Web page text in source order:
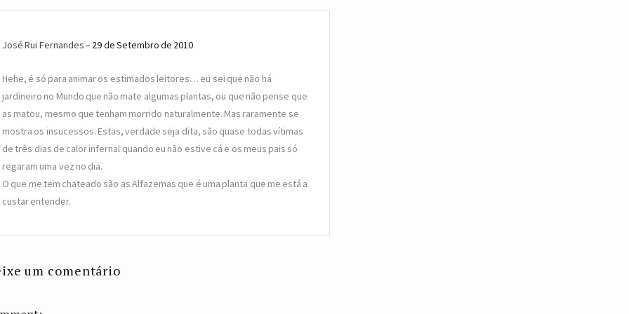
José Rui Fernandes 29 de Setembro de 2010
Hehe, é só para animar os estimados leitores… eu sei que não há
jardineiro no Mundo que não mate algumas plantas, ou que não pense que
as matou, mesmo que tenham morrido naturalmente. Mas raramente se
mostra os insucessos. Estas, verdade seja dita, são quase todas vítimas
de três dias de calor infernal quando eu não estive cá e os meus pais só
regaram uma vez no dia.
O que me tem chateado são as Alfazemas que é uma planta que me está a
custar entender.
um comentário